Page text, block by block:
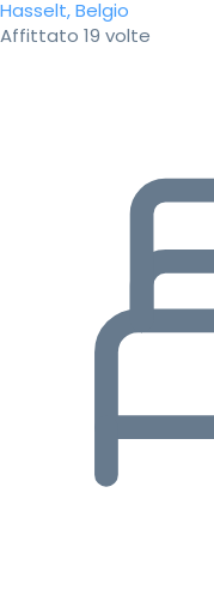
Hasselt, Belgio
Affittato 19 volte